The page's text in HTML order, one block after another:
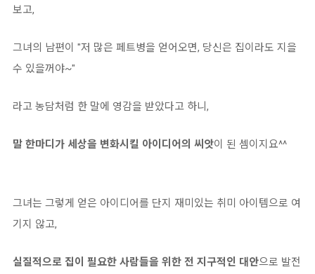
보고,
그녀의 남편이 "저 많은 페트병을 얻어오면, 당신은 집이라도 지을
수 있을꺼야~"
라고 농담처럼 한 말에 영감을 받았다고 하니,
말 한마디가 세상을 변화시킬 아이디어의 씨앗이 된 셈이지요^^
그녀는 그렇게 얻은 아이디어를 단지 재미있는 취미 아이템으로 여
기지 않고,
실질적으로 집이 필요한 사람들을 위한 전 지구적인 대안으로 발전